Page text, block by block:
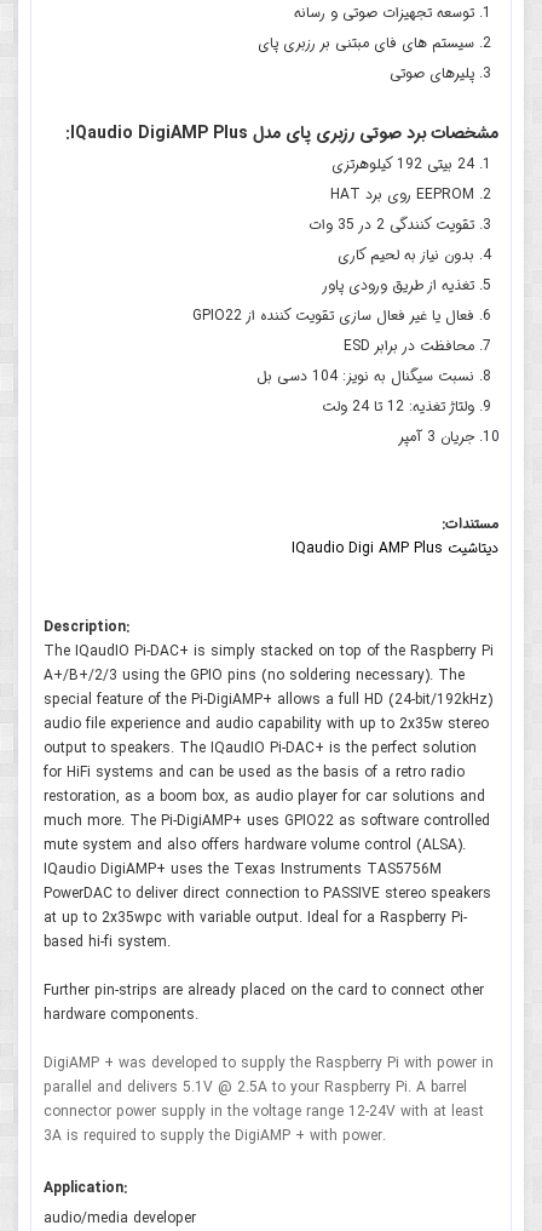
توسعه تجهیزات صوتی و رسانه
سیستم های فای مبتنی بر رزبری پای
پلیرهای صوتی
مشخصات برد صوتی رزبری پای مدل IQaudio DigiAMP Plus:
24 بیتی 192 کیلوهرتزی
EEPROM روی برد HAT
تقویت کنندگی 2 در 35 وات
بدون نیاز به لحیم کاری
تغذیه از طریق ورودی پاور
فعال یا غیر فعال سازی تقویت کننده از GPIO22
محافظت در برابر ESD
نسبت سیگنال به نویز: 104 دسی بل
ولتاژ تغذیه: 12 تا 24 ولت
جریان 3 آمپر
مستندات:
دیتاشیت IQaudio Digi AMP Plus
Description:
The IQaudIO Pi-DAC+ is simply stacked on top of the Raspberry Pi
A+/B+/2/3 using the GPIO pins (no soldering necessary). The
special feature of the Pi-DigiAMP+ allows a full HD (24-bit/192kHz)
audio file experience and audio capability with up to 2x35w stereo
output to speakers. The IQaudIO Pi-DAC+ is the perfect solution
for HiFi systems and can be used as the basis of a retro radio
restoration, as a boom box, as audio player for car solutions and
much more. The Pi-DigiAMP+ uses GPIO22 as software controlled
mute system and also offers hardware volume control (ALSA).
IQaudio DigiAMP+ uses the Texas Instruments TAS5756M
PowerDAC to deliver direct connection to PASSIVE stereo speakers
at up to 2x35wpc with variable output. Ideal for a Raspberry Pi-
based hi-fi system.
Further pin-strips are already placed on the card to connect other
hardware components.
DigiAMP + was developed to supply the Raspberry Pi with power in
parallel and delivers 5.1V @ 2.5A to your Raspberry Pi. A barrel
connector power supply in the voltage range 12-24V with at least
3A is required to supply the DigiAMP + with power.
Application:
audio/media developer